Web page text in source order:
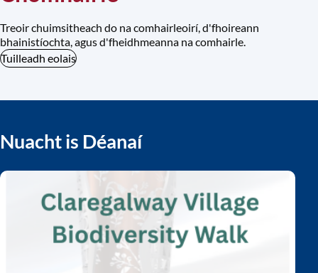
Treoir chuimsitheach do na comhairleoirí, d'fhoireann
bhainistíochta, agus d'fheidhmeanna na comhairle.
Tuilleadh eolais
Nuacht is Déanaí